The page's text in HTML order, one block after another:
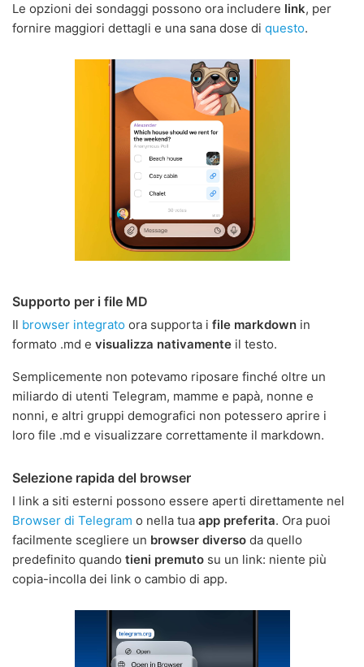
Le opzioni dei sondaggi possono ora includere link, per
fornire maggiori dettagli e una sana dose di questo.
Supporto per i file MD
Il browser integrato ora supporta i file markdown in
formato .md e visualizza nativamente il testo.
Semplicemente non potevamo riposare finché oltre un
miliardo di utenti Telegram, mamme e papà, nonne e
nonni, e altri gruppi demografici non potessero aprire i
loro file .md e visualizzare correttamente il markdown.
Selezione rapida del browser
I link a siti esterni possono essere aperti direttamente nel
Browser di Telegram o nella tua app preferita. Ora puoi
facilmente scegliere un browser diverso da quello
predefinito quando tieni premuto su un link: niente più
copia-incolla dei link o cambio di app.